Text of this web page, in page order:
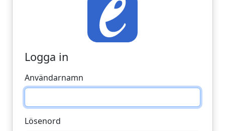
Logga in
Användarnamn
Lösenord